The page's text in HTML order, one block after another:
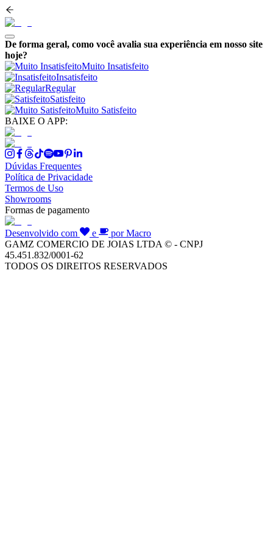
De forma geral, como você avalia sua experiência em nosso site
hoje?
Muito Insatisfeito
Insatisfeito
Regular
Satisfeito
Muito Satisfeito
BAIXE O APP:
Dúvidas Frequentes
Política de Privacidade
Termos de Uso
Showrooms
Formas de pagamento
Desenvolvido com e
por Macro
GAMZ COMERCIO DE JOIAS LTDA © - CNPJ
45.451.832/0001-62
TODOS OS DIREITOS RESERVADOS